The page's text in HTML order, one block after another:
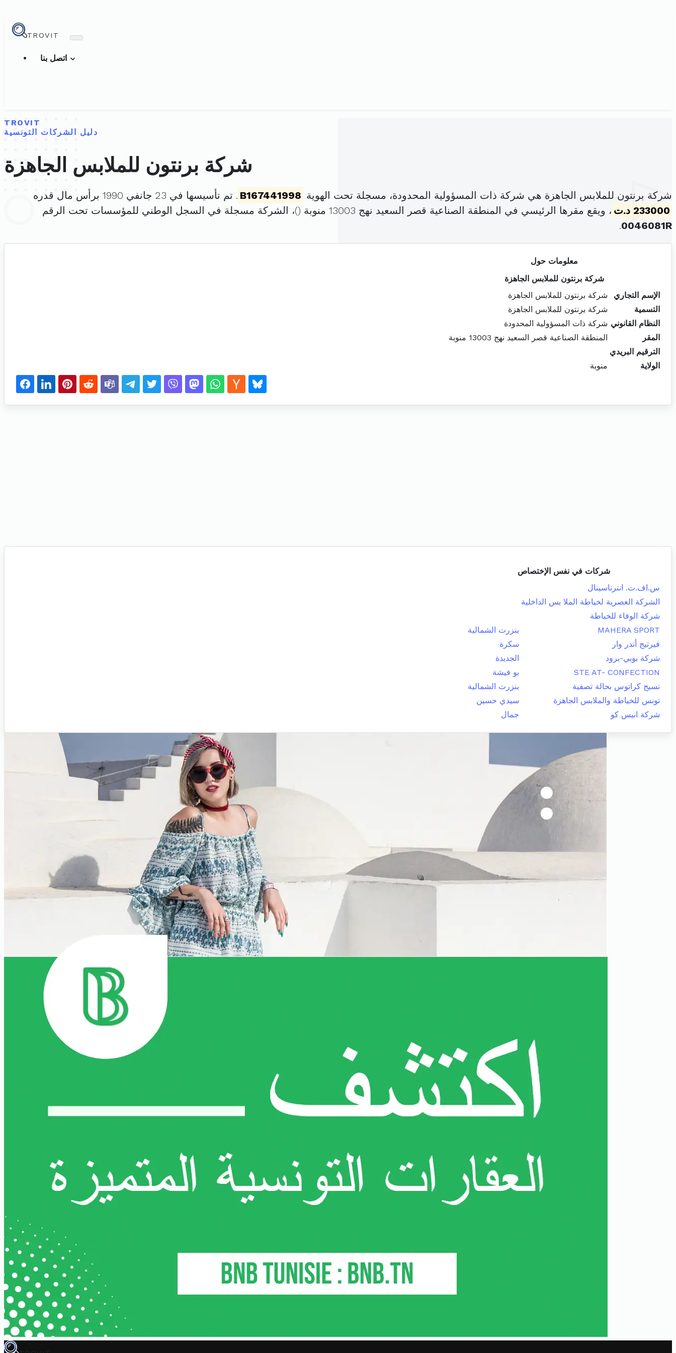
TROVIT
TROVIT
دليل الشركات التونسية
شركة برنتون للملابس الجاهزة
شركة برنتون للملابس الجاهزة هي شركة ذات المسؤولية المحدودة، مسجلة تحت الهوية B167441998 . تم تأسيسها في 23 جانفي 1990 برأس مال قدره
233000 د.ت
، ويقع مقرها الرئيسي في المنطقة الصناعية قصر السعيد نهج 13003 منوبة (
)، الشركة مسجلة في السجل الوطني للمؤسسات تحت الرقم
0046081R
.
معلومات حول
شركة برنتون للملابس الجاهزة
الإسم التجاري
شركة برنتون للملابس الجاهزة
التسمية
شركة برنتون للملابس الجاهزة
النظام القانوني شركة ذات المسؤولية المحدودة
المقر
المنطقة الصناعية قصر السعيد نهج 13003 منوبة
الترقيم البريدي
الولاية
منوبة
شركات في نفس الإختصاص
س.اف.ت. انترناسينال
الشركة العصرية لخياطة الملا بس الداخلية
شركة الوفاء للخياطة
MAHERA SPORT
بنزرت الشمالية
فيرتيج أندر وار
سكرة
شركة بوبي-برود
الجديدة
STE AT- CONFECTION
بو فيشة
نسيج كراتوس بحالة تصفية
بنزرت الشمالية
تونس للخياطة والملابس الجاهزة
سيدي حسين
شركة انيس كو
جمال